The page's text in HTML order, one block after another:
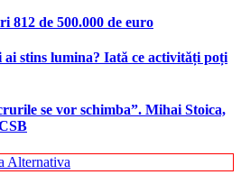
812 de 500.000 de euro
stins lumina? Iată ce activități poți
se vor schimba”. Mihai Stoica,